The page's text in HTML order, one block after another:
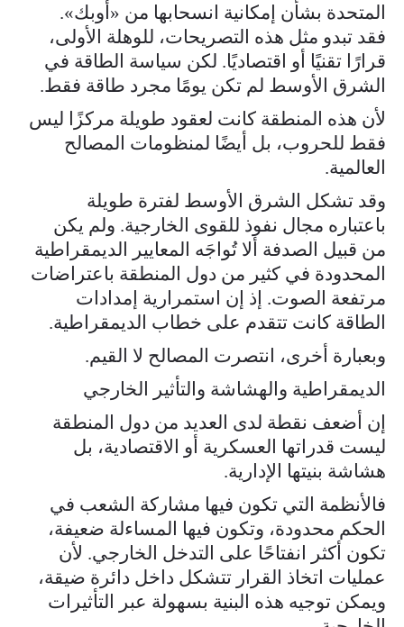
المتحدة بشأن إمكانية انسحابها من «أوبك».
فقد تبدو مثل هذه التصريحات، للوهلة الأولى،
قرارًا تقنيًا أو اقتصاديًا. لكن سياسة الطاقة في
الشرق الأوسط لم تكن يومًا مجرد طاقة فقط.
لأن هذه المنطقة كانت لعقود طويلة مركزًا ليس
فقط للحروب، بل أيضًا لمنظومات المصالح
العالمية.
وقد تشكل الشرق الأوسط لفترة طويلة
باعتباره مجال نفوذ للقوى الخارجية. ولم يكن
من قبيل الصدفة ألا تُواجَه المعايير الديمقراطية
المحدودة في كثير من دول المنطقة باعتراضات
مرتفعة الصوت. إذ إن استمرارية إمدادات
الطاقة كانت تتقدم على خطاب الديمقراطية.
وبعبارة أخرى، انتصرت المصالح لا القيم.
الديمقراطية والهشاشة والتأثير الخارجي
إن أضعف نقطة لدى العديد من دول المنطقة
ليست قدراتها العسكرية أو الاقتصادية، بل
هشاشة بنيتها الإدارية.
فالأنظمة التي تكون فيها مشاركة الشعب في
الحكم محدودة، وتكون فيها المساءلة ضعيفة،
تكون أكثر انفتاحًا على التدخل الخارجي. لأن
عمليات اتخاذ القرار تتشكل داخل دائرة ضيقة،
ويمكن توجيه هذه البنية بسهولة عبر التأثيرات